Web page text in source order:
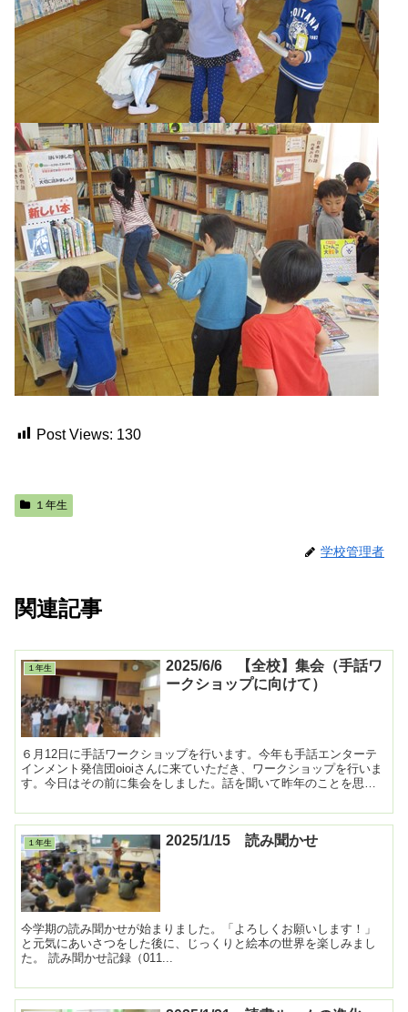
Post Views: 130
１年生
学校管理者
関連記事
１年生
2025/6/6 【全校】集会（手話ワ
ークショップに向けて）
６月12日に手話ワークショップを行います。今年も手話エンターテ
インメント発信団oioiさんに来ていただき、ワークショップを行いま
す。今日はその前に集会をしました。話を聞いて昨年のことを思い
１年生 2025/1/15 読み聞かせ
今学期の読み聞かせが始まりました。「よろしくお願いします！」
と元気にあいさつをした後に、じっくりと絵本の世界を楽しみまし
た。 読み聞かせ記録（011...